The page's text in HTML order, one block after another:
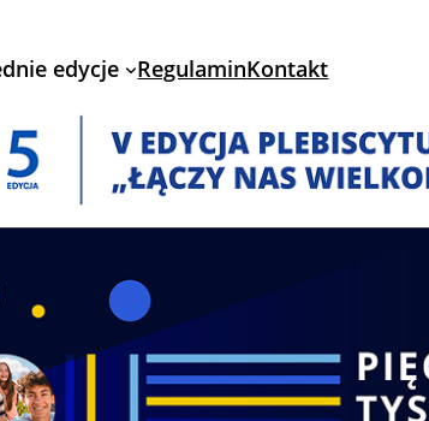
edycje RegulaminKontakt